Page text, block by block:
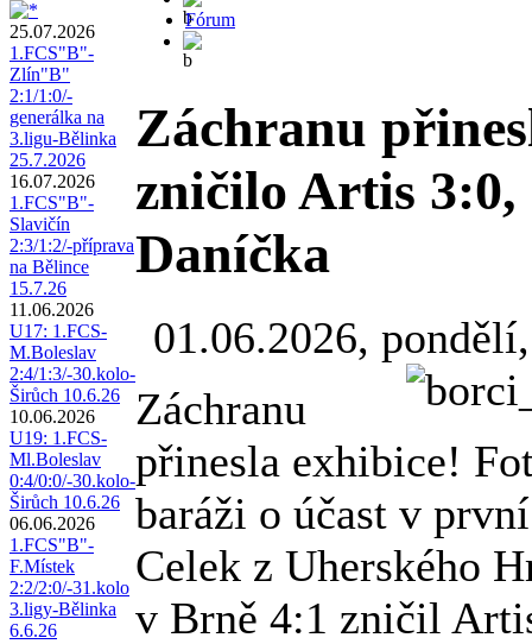
25.07.2026
1.FCS"B"-
Zlín"B"
2:1/1:0/-
generálka na
3.ligu-Bělinka
25.7.2026
16.07.2026
1.FCS"B"-
Slavičín
2:3/1:2/-příprava
na Bělince
15.7.26
11.06.2026
U17: 1.FCS-
M.Boleslav
2:4/1:3/-30.kolo-
Širůch 10.6.26
10.06.2026
U19: 1.FCS-
Ml.Boleslav
0:4/0:0/-30.kolo-
Širůch 10.6.26
06.06.2026
1.FCS"B"-
F.Místek
2:2/2:0/-31.kolo
3.ligy-Bělinka
6.6.26
Fórum
Záchranu
zničilo Artis 3:0,
Daníčka
01.06.2026,
Záchranu
přinesla exhibice!
baráži o účast v
Celek z Uherského
v Brně 4:1 zničil